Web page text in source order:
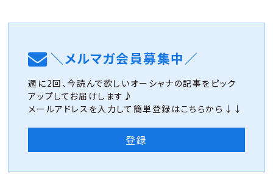
＼メルマガ会員募集中／
週に2回、今読んで欲しいオーシャナの記事をピック
アップしてお届けします♪
メールアドレスを入力して簡単登録はこちらから↓↓
登録